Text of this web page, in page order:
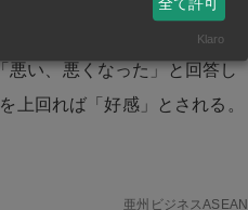
となった。
悪い、悪くなった」と回答し
上回れば「好感」とされる。
亜州ビジネスASEAN
全て許可
Klaro